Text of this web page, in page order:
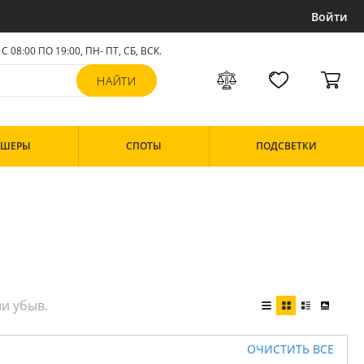
Войти
С 08:00 ПО 19:00, ПН- ПТ, СБ, ВСК.
СПОТЫ ПОДСВЕТКИ
ОЧИСТИТЬ ВСЕ